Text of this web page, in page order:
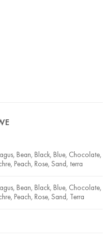
Bean, Black, Blue, Chocolate,
Peach, Rose, Sand, terra
Bean, Black, Blue, Chocolate,
Peach, Rose, Sand, Terra